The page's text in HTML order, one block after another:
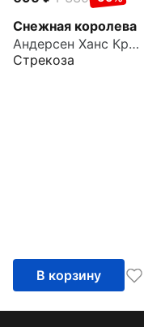
Снежная королева
Андерсен Ханс Кристиан
Стрекоза
В корзину